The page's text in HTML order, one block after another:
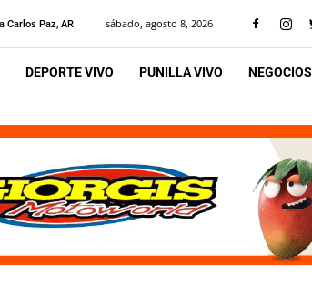
Carlos Paz, AR sábado, agosto 8, 2026
DEPORTE VIVO PUNILLA VIVO NEGOCIOS